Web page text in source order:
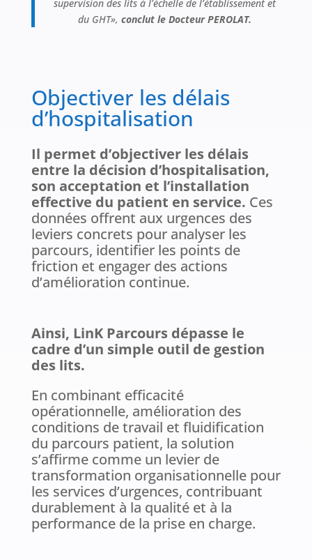
supervision des lits à l’échelle de l’établissement et
du GHT», conclut le Docteur PEROLAT.
Objectiver les délais
d’hospitalisation
Il permet d’objectiver les délais
entre la décision d’hospitalisation,
son acceptation et l’installation
effective du patient en service. Ces
données offrent aux urgences des
leviers concrets pour analyser les
parcours, identifier les points de
friction et engager des actions
d’amélioration continue.
Ainsi, LinK Parcours dépasse le
cadre d’un simple outil de gestion
des lits.
En combinant efficacité
opérationnelle, amélioration des
conditions de travail et fluidification
du parcours patient, la solution
s’affirme comme un levier de
transformation organisationnelle pour
les services d’urgences, contribuant
durablement à la qualité et à la
performance de la prise en charge.